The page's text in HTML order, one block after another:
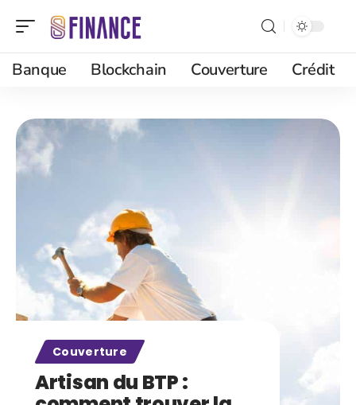
Banque Blockchain Couverture Crédit
Couverture
Artisan du BTP :